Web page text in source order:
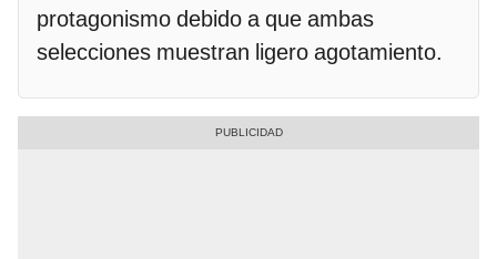
protagonismo debido a que ambas
selecciones muestran ligero agotamiento.